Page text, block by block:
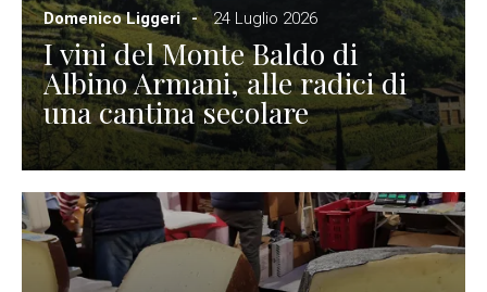
Domenico Liggeri
24 Luglio 2026
I vini del Monte Baldo di
Albino Armani, alle radici di
una cantina secolare